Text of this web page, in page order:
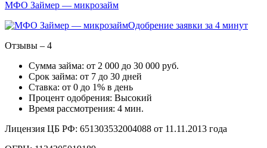
МФО Займер — микрозайм
Одобрение заявки за 4 минут
Отзывы – 4
Сумма займа: от 2 000 до 30 000 руб.
Срок займа: от 7 до 30 дней
Ставка: от 0 до 1% в день
Процент одобрения: Высокий
Время рассмотрения: 4 мин.
Лицензия ЦБ РФ: 651303532004088 от 11.11.2013 года